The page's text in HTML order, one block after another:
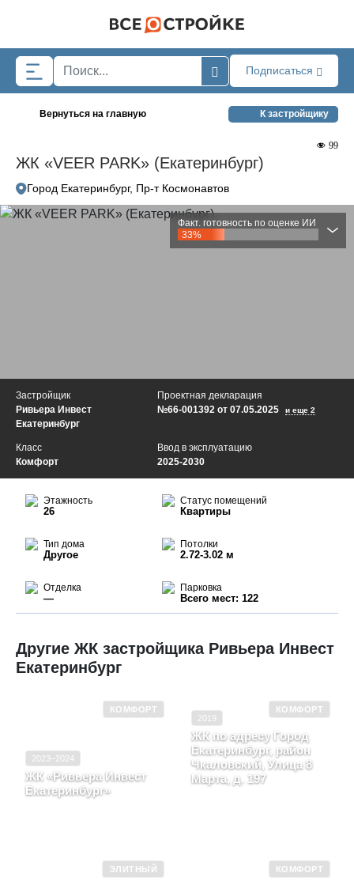
Подписаться
Вернуться на главную К застройщику
ЖК «VEER PARK» (Екатеринбург)
99
Город Екатеринбург, Пр-т Космонавтов
Факт. готовность по оценке ИИ
33%
Застройщик
Ривьера Инвест
Екатеринбург
Проектная декларация
№66-001392 от 07.05.2025
и еще 2
Ввод в эксплуатацию
2025-2030
Класс
Комфорт
Этажность
26
Статус помещений
Квартиры
Тип дома
Другое
Потолки
2.72-3.02 м
Отделка
—
Парковка
Всего мест: 122
Другие ЖК застройщика Ривьера Инвест
Екатеринбург
КОМФОРТ
2023–2024
ЖК «Ривьера Инвест
Екатеринбург»
КОМФОРТ
2019
ЖК по адресу Город
Екатеринбург, район
Чкаловский, Улица 8
Марта, д. 197
ЭЛИТНЫЙ КОМФОРТ